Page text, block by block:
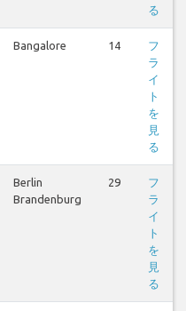
る
Bangalore 14
フ
ラ
イ
ト
を
見
る
Berlin
Brandenburg
29
フ
ラ
イ
ト
を
見
る